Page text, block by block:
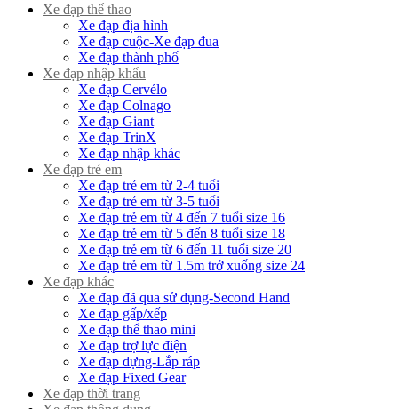
Xe đạp thể thao
Xe đạp địa hình
Xe đạp cuộc-Xe đạp đua
Xe đạp thành phố
Xe đạp nhập khẩu
Xe đạp Cervélo
Xe đạp Colnago
Xe đạp Giant
Xe đạp TrinX
Xe đạp nhập khác
Xe đạp trẻ em
Xe đạp trẻ em từ 2-4 tuổi
Xe đạp trẻ em từ 3-5 tuổi
Xe đạp trẻ em từ 4 đến 7 tuổi size 16
Xe đạp trẻ em từ 5 đến 8 tuổi size 18
Xe đạp trẻ em từ 6 đến 11 tuổi size 20
Xe đạp trẻ em từ 1.5m trở xuống size 24
Xe đạp khác
Xe đạp đã qua sử dụng-Second Hand
Xe đạp gấp/xếp
Xe đạp thể thao mini
Xe đạp trợ lực điện
Xe đạp dựng-Lắp ráp
Xe đạp Fixed Gear
Xe đạp thời trang